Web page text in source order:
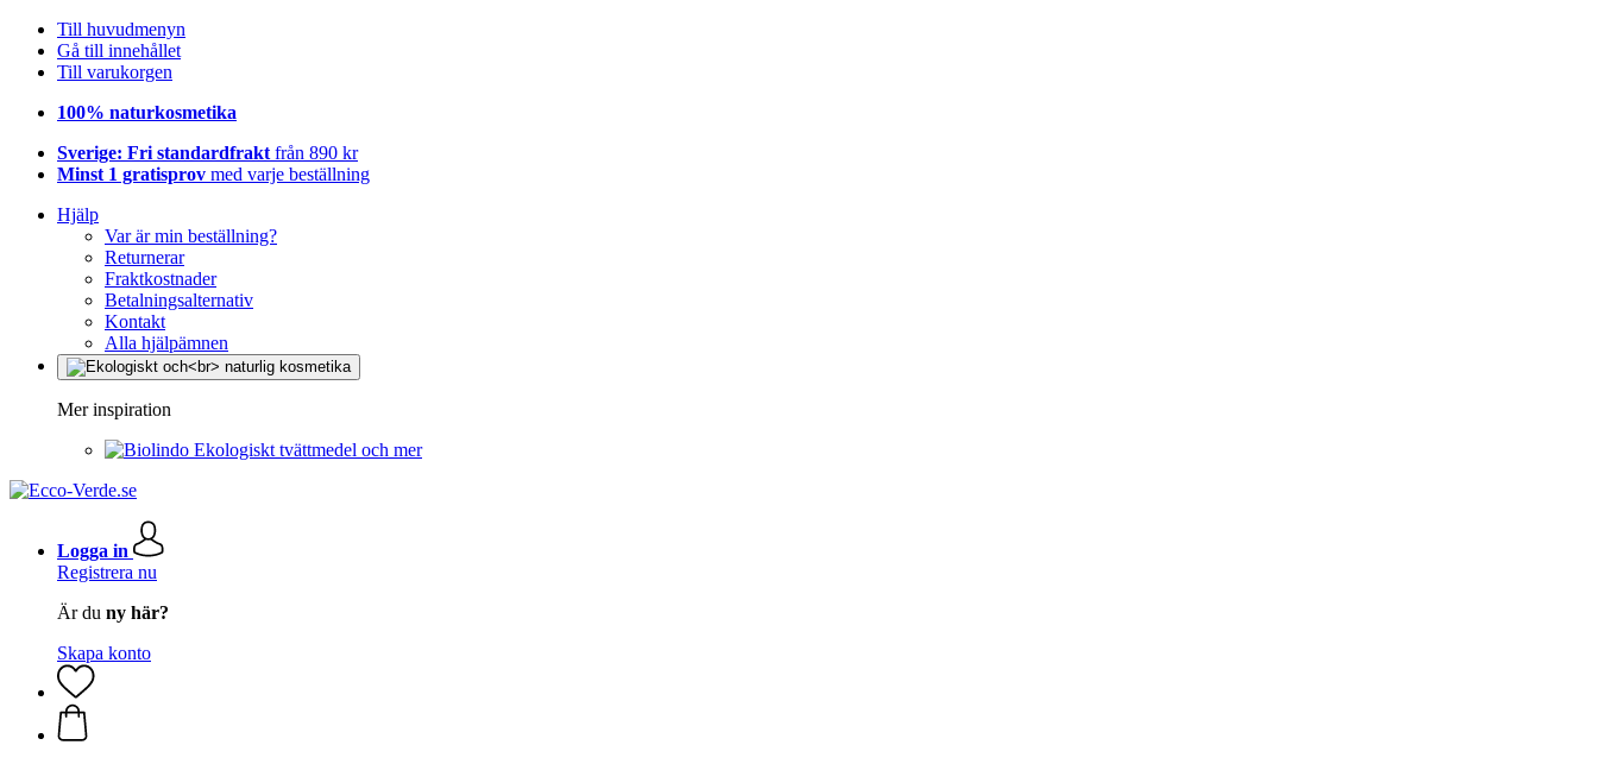
Till huvudmenyn
Gå till innehållet
Till varukorgen
100% naturkosmetika
Sverige: Fri standardfrakt från 890 kr
Minst 1 gratisprov med varje beställning
Hjälp
Var är min beställning?
Returnerar
Fraktkostnader
Betalningsalternativ
Kontakt
Alla hjälpämnen
Mer inspiration
Ekologiskt tvättmedel och mer
Logga in
Registrera nu
Är du ny här?
Skapa konto